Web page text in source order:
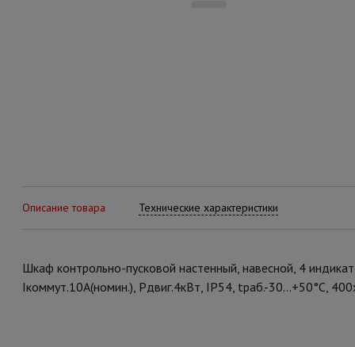
Описание товара Технические характеристики
Шкаф контрольно-пусковой настенный, навесной, 4
Iкоммут.10А(номин.), Pдвиг.4кВт, IP54, tраб.-30...+50°С,